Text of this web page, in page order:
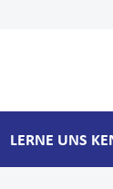
LERNE UNS